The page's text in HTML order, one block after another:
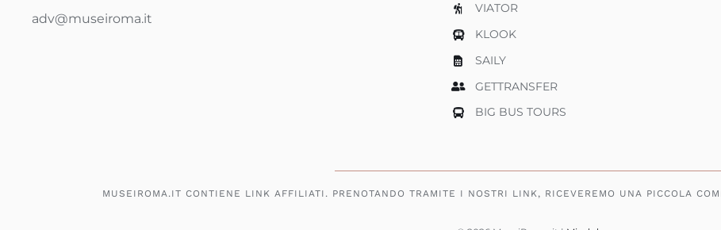
adv@museiroma.it
VIATOR
KLOOK
SAILY
GETTRANSFER
BIG BUS TOURS
MUSEIROMA.IT CONTIENE LINK AFFILIATI. PRENOTANDO TRAMITE I NOSTRI LINK, RICEVEREMO UNA PICCOLA